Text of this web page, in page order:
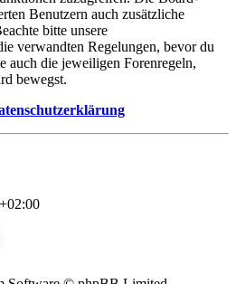
Benutzern auch zusätzliche
bitte unsere
verwandten Regelungen, bevor du
auch die jeweiligen Forenregeln,
bewegst.